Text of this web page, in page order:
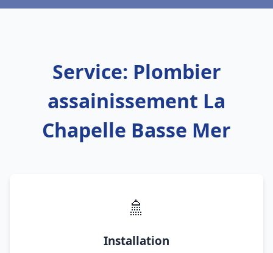
Service: Plombier
assainissement La
Chapelle Basse Mer
🚿
Installation